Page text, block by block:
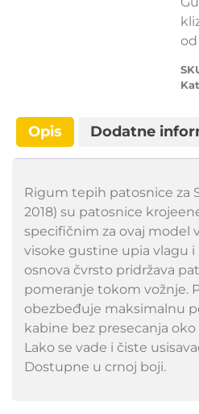
Opis Dodatne
Rigum tepih patosnice za
2018) su patosnice
specifičnim za ovaj model
visoke gustine upia vlagu
osnova čvrsto pridržava
pomeranje tokom vožnje.
obezbeđuje maksimalnu
kabine bez presecanja
Lako se vade i čiste
Dostupne u crnoj boji.